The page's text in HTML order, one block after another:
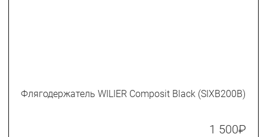
Флягодержатель WILIER Composit Black (SIXB200B)
1 500₽